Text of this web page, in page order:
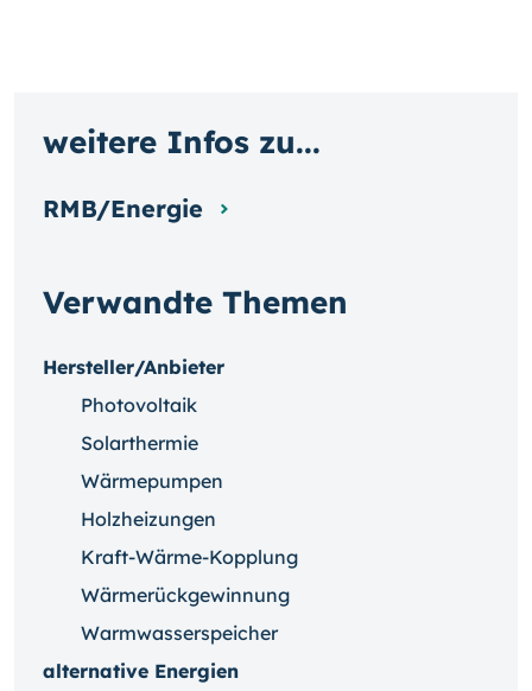
Verwandte Themen
Hersteller/Anbieter
Photovoltaik
Solarthermie
Wärmepumpen
Holzheizungen
Kraft-Wärme-Kopplung
Wärmerückgewinnung
Warmwasserspeicher
alternative Energien
weitere Infos zu...
RMB/Energie